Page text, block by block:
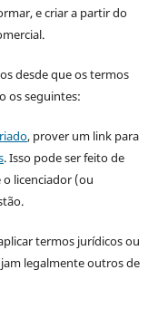
e criar a partir do
desde que os termos
os seguintes:
, prover um link para
. Isso pode ser feito de
licenciador (ou
termos jurídicos ou
legalmente outros de